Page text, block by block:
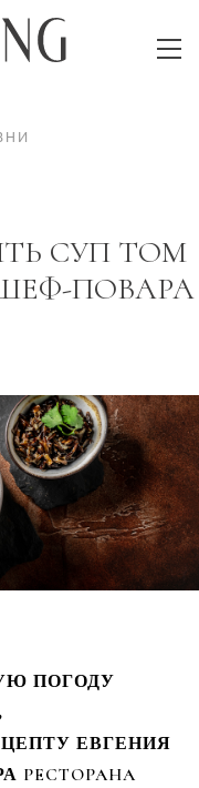
СУП ТОМ
ПОВАРА
ПОГОДУ
ЕВГЕНИЯ
РЕСТОРАНА